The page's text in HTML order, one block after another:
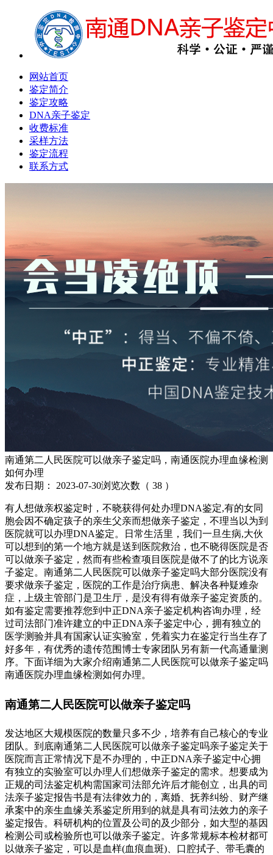
网站首页
鉴定简介
鉴定攻略
DNA亲子鉴定
收费标准
采样方法
鉴定流程
联系方式
南通第二人民医院可以做亲子鉴定吗，南通医院办理血缘检测
如何办理
发布日期：
2023-07-30浏览次数（ 38 ）
有人想做亲权鉴定时，不晓获得何处办理DNA鉴定,有的女同
胞会因不确定孩子的亲生父亲而想做亲子鉴定，不理当以为到
医院就可以办理DNA鉴定。日常生活里，我们一旦生病,大伙
可以想到的第一个地方就是送到医院救治，也不晓得医院是否
可以做亲子鉴定，然而有些检查项目医院是做不了的比方说亲
子鉴定。南通第二人民医院可以做亲子鉴定吗大部分医院没有
要求做亲子鉴定，医院的工作是治疗病患、解决各种疑难杂
症，上级主管部门是卫生厅，是没有得有做亲子鉴定资质的。
如有鉴定需要推荐您到中正DNA亲子鉴定机构咨询办理，经
过司法部门准许建立的中正DNA亲子鉴定中心，拥有独立的
医学测验并具有国家认证实验室，凭着实力在鉴定行当生存了
好多年，有优秀的遗传范围博士专家团队另有新一代高通量测
序。下面详细为大家介绍南通第二人民医院可以做亲子鉴定吗
南通医院办理血缘检测如何办理。
南通第二人民医院可以做亲子鉴定吗
发达地区大规模医院的数量只多不少，培养有自己核心的专业
团队。到底南通第二人民医院可以做亲子鉴定吗亲子鉴定关于
医院而言正常情况下是不办理的，中正DNA亲子鉴定中心拥
有独立的实验室可以办理人们想做亲子鉴定的需求。想要成为
正规的司法鉴定机构需国家司法部允许后才能创立，出具的司
法亲子鉴定报告书是有法律效力的，离婚、抚养纠纷、财产继
承案中的亲生血缘关系鉴定所用到的就是具有司法效力的亲子
鉴定报告。科研机构的位置及公司的及少部分，如大型的基因
检测公司或检验所也可以做亲子鉴定。许多常规标本检材都可
以做亲子鉴定，可以是血样(血痕血斑)、口腔拭子、带毛囊的